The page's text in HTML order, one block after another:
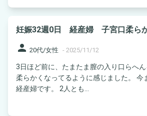
妊娠32週0日 経産婦 子宮口柔ら
person 20代/女性 - 2025/11/12
3日ほど前に、たまたま膣の入り口らへん
柔らかくなってるように感じました。 今まで2回出産してる
経産婦です。 2人とも...